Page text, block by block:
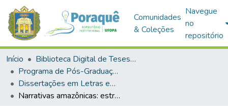
Comunidades
& Coleções
Navegue
no
repositório
Início
Biblioteca Digital de Teses e Dissertações (BDTD)
Programa de Pós-Graduação em Mestrado Profissional em Letras em Rede Nacional (PROFLETRAS)
Dissertações em Letras em Rede Nacional (Mestrado Profissional)
Narrativas amazônicas: estratégias de leitura para a formação do leitor literário no ensino fundamental, anos finais